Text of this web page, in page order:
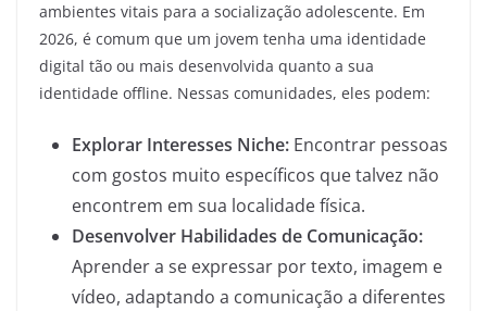
ambientes vitais para a socialização adolescente. Em
2026, é comum que um jovem tenha uma identidade
digital tão ou mais desenvolvida quanto a sua
identidade offline. Nessas comunidades, eles podem:
Explorar Interesses Niche: Encontrar pessoas
com gostos muito específicos que talvez não
encontrem em sua localidade física.
Desenvolver Habilidades de Comunicação:
Aprender a se expressar por texto, imagem e
vídeo, adaptando a comunicação a diferentes